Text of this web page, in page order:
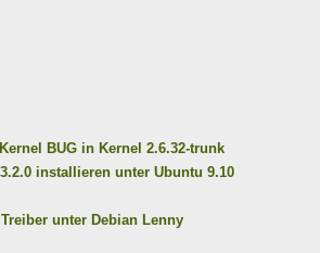
BUG in Kernel 2.6.32-trunk
installieren unter Ubuntu 9.10
unter Debian Lenny